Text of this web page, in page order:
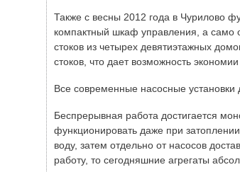
Также с весны 2012 года в Чурилово
компактный шкаф управления, а само
стоков из четырех девятиэтажных
стоков, что дает возможность
Все современные насосные
Беспрерывная работа достигается
функционировать даже при
воду, затем отдельно от насосов
работу, то сегодняшние агрегаты